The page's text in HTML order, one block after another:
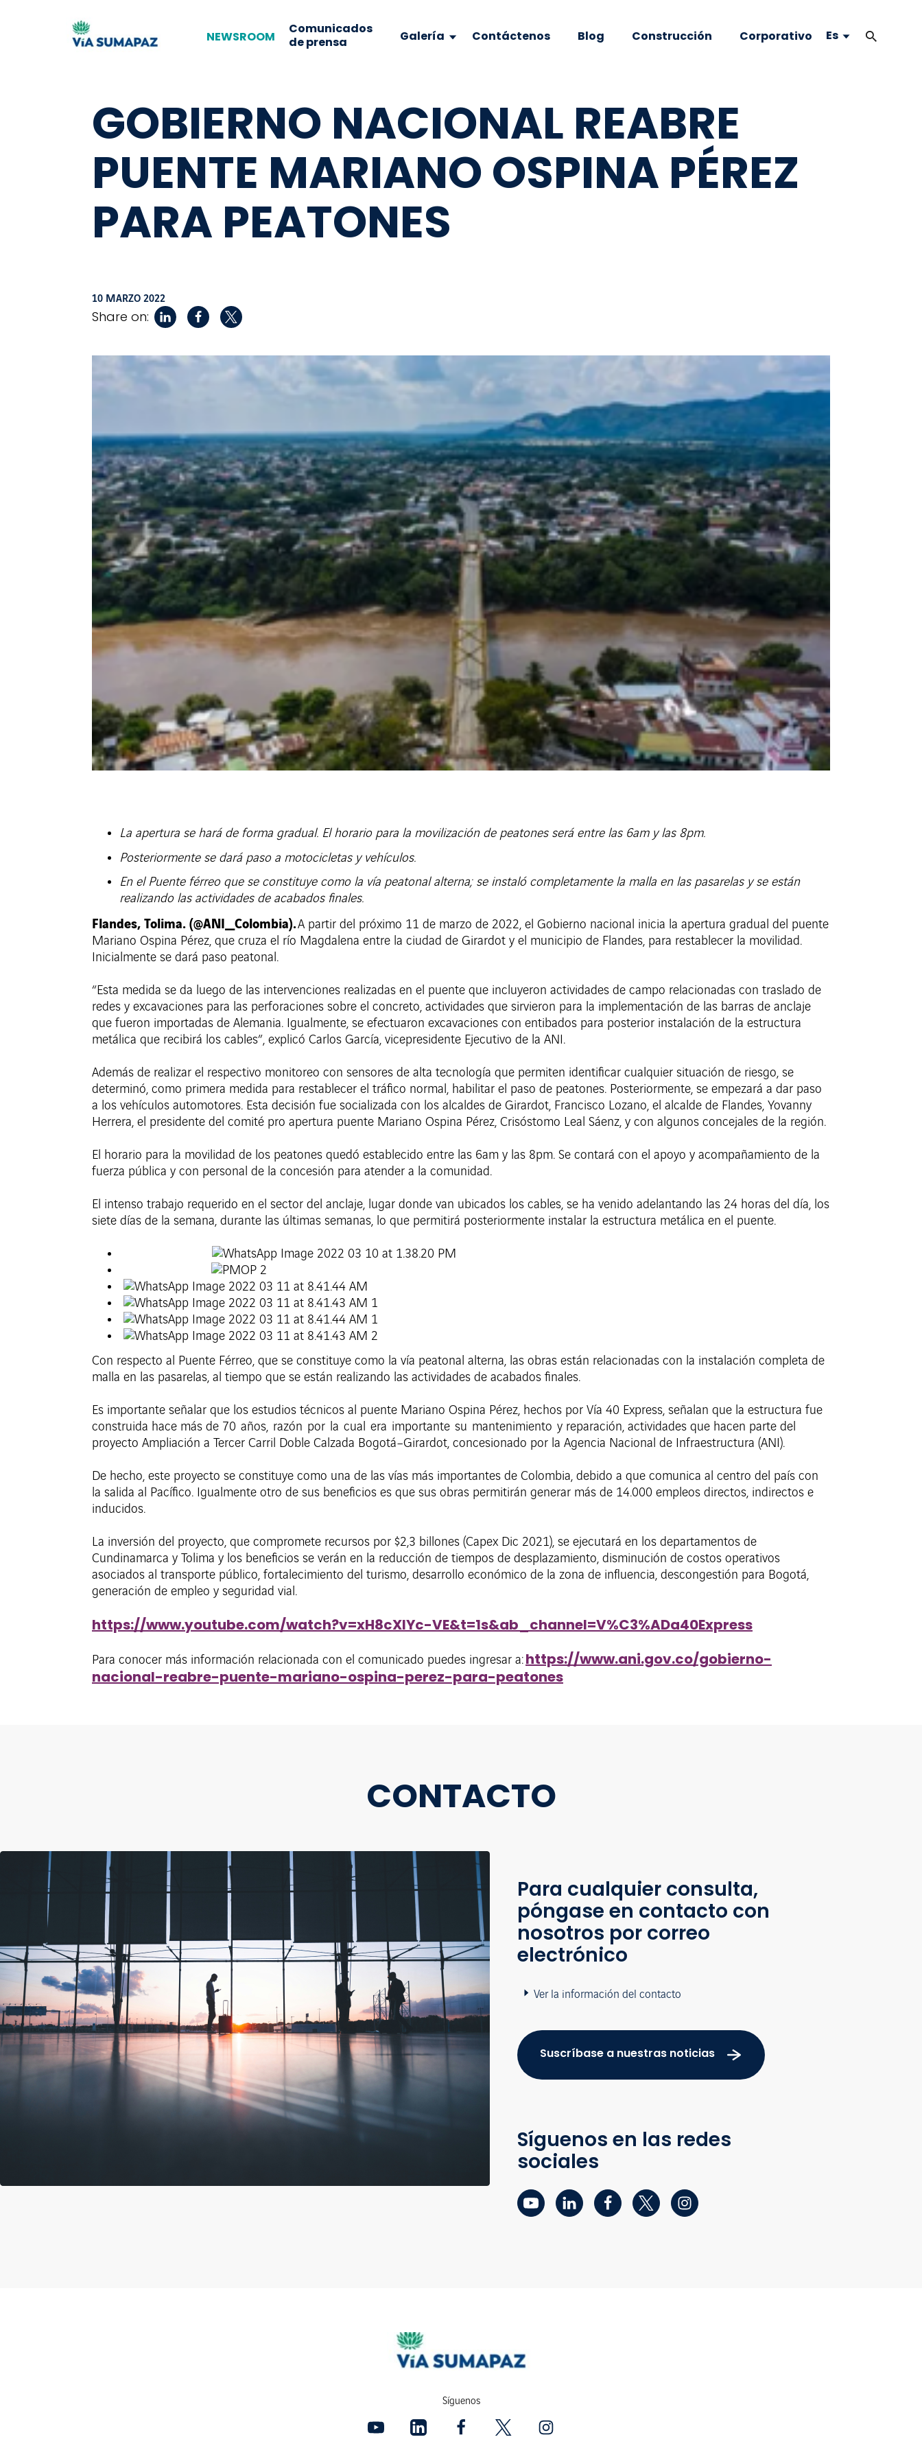
NEWSROOM
Comunicados
de prensa
Galería Contáctenos Blog Construcción Corporativo Es
GOBIERNO NACIONAL REABRE
PUENTE MARIANO OSPINA PÉREZ
PARA PEATONES
10 MARZO 2022
Share on:
La apertura se hará de forma gradual. El horario para la movilización de peatones será entre las 6am y las 8pm.
Posteriormente se dará paso a motocicletas y vehículos.
En el Puente férreo que se constituye como la vía peatonal alterna; se instaló completamente la malla en las pasarelas y se están
realizando las actividades de acabados finales.
Flandes, Tolima. (@ANI_Colombia).A partir del próximo 11 de marzo de 2022, el Gobierno nacional inicia la apertura gradual del puente
Mariano Ospina Pérez, que cruza el río Magdalena entre la ciudad de Girardot y el municipio de Flandes, para restablecer la movilidad.
Inicialmente se dará paso peatonal.
“Esta medida se da luego de las intervenciones realizadas en el puente que incluyeron actividades de campo relacionadas con traslado de
redes y excavaciones para las perforaciones sobre el concreto, actividades que sirvieron para la implementación de las barras de anclaje
que fueron importadas de Alemania. Igualmente, se efectuaron excavaciones con entibados para posterior instalación de la estructura
metálica que recibirá los cables”, explicó Carlos García, vicepresidente Ejecutivo de la ANI.
Además de realizar el respectivo monitoreo con sensores de alta tecnología que permiten identificar cualquier situación de riesgo, se
determinó, como primera medida para restablecer el tráfico normal, habilitar el paso de peatones. Posteriormente, se empezará a dar paso
a los vehículos automotores. Esta decisión fue socializada con los alcaldes de Girardot, Francisco Lozano, el alcalde de Flandes, Yovanny
Herrera, el presidente del comité pro apertura puente Mariano Ospina Pérez, Crisóstomo Leal Sáenz, y con algunos concejales de la región.
El horario para la movilidad de los peatones quedó establecido entre las 6am y las 8pm. Se contará con el apoyo y acompañamiento de la
fuerza pública y con personal de la concesión para atender a la comunidad.
El intenso trabajo requerido en el sector del anclaje, lugar donde van ubicados los cables, se ha venido adelantando las 24 horas del día, los
siete días de la semana, durante las últimas semanas, lo que permitirá posteriormente instalar la estructura metálica en el puente.
Con respecto al Puente Férreo, que se constituye como la vía peatonal alterna, las obras están relacionadas con la instalación completa de
malla en las pasarelas, al tiempo que se están realizando las actividades de acabados finales.
Es importante señalar que los estudios técnicos al puente Mariano Ospina Pérez, hechos por Vía 40 Express, señalan que la estructura fue
construida hace más de 70 años, razón por la cual era importante su mantenimiento y reparación, actividades que hacen parte del
proyecto Ampliación a Tercer Carril Doble Calzada Bogotá–Girardot, concesionado por la Agencia Nacional de Infraestructura (ANI).
De hecho, este proyecto se constituye como una de las vías más importantes de Colombia, debido a que comunica al centro del país con
la salida al Pacífico. Igualmente otro de sus beneficios es que sus obras permitirán generar más de 14.000 empleos directos, indirectos e
inducidos.
La inversión del proyecto, que compromete recursos por $2,3 billones (Capex Dic 2021), se ejecutará en los departamentos de
Cundinamarca y Tolima y los beneficios se verán en la reducción de tiempos de desplazamiento, disminución de costos operativos
asociados al transporte público, fortalecimiento del turismo, desarrollo económico de la zona de influencia, descongestión para Bogotá,
generación de empleo y seguridad vial.
https://www.youtube.com/watch?v=xH8cXlYc-VE&t=1s&ab_channel=V%C3%ADa40Express
Para conocer más información relacionada con el comunicado puedes ingresar a: https://www.ani.gov.co/gobierno-
nacional-reabre-puente-mariano-ospina-perez-para-peatones
CONTACTO
Para cualquier consulta,
póngase en contacto con
nosotros por correo
electrónico
Ver la información del contacto
Suscríbase a nuestras noticias
Síguenos en las redes
sociales
Síguenos